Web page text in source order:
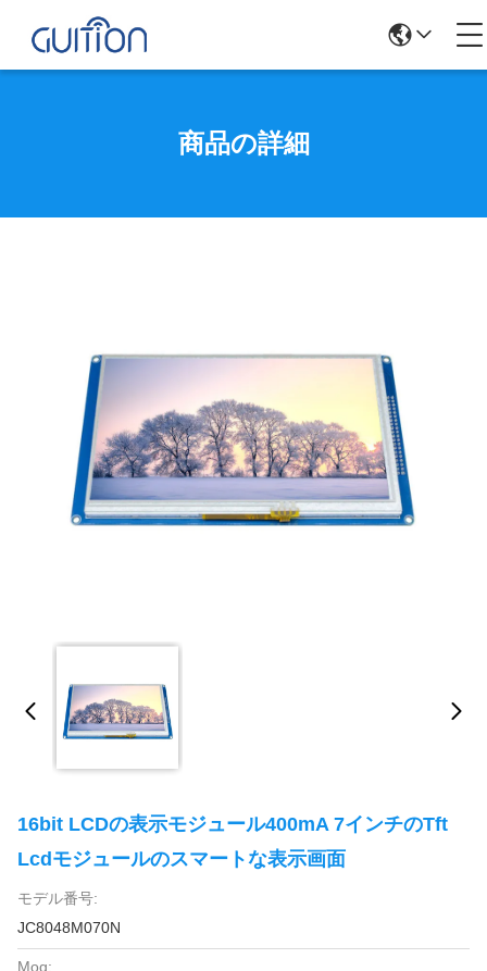
商品の詳細
16bit LCDの表示モジュール400mA 7インチのTft
Lcdモジュールのスマートな表示画面
モデル番号:
JC8048M070N
Moq: